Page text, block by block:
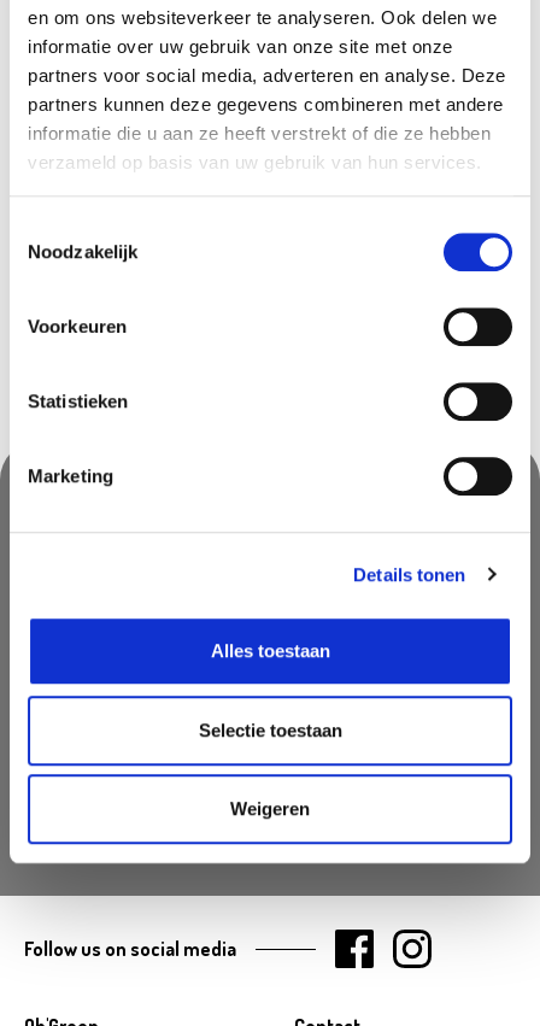
en om ons websiteverkeer te analyseren. Ook delen we
informatie over uw gebruik van onze site met onze
partners voor social media, adverteren en analyse. Deze
partners kunnen deze gegevens combineren met andere
informatie die u aan ze heeft verstrekt of die ze hebben
verzameld op basis van uw gebruik van hun services.
Noodzakelijk
Voorkeuren
Statistieken
Marketing
Details tonen
Alles toestaan
Selectie toestaan
Weigeren
Verantwoordelijk marktdeelnemer in de EU
Bekijk gegevens
Sint-Katelijne-Waver
Nooit iets van ons missen?
Mis geen enkele aanbieding, inspirerende tip of nieuwsbericht. Schrijf
Follow us on social media